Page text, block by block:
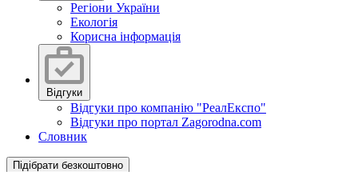
Регіони України
Екологія
Корисна інформація
Відгуки
Відгуки про компанію "РеалЕкспо"
Відгуки про портал Zagorodna.com
Словник
Підібрати безкоштовно